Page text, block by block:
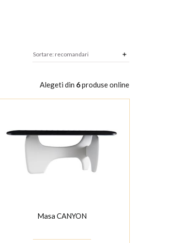
Alegeti din 6produse online
Masa CANYON